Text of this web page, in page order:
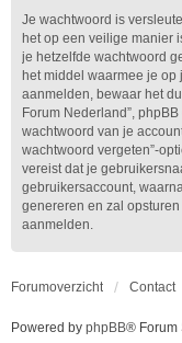
Je wachtwoord is
het op een veilige manier
je hetzelfde wachtwoord
het middel waarmee je op
aanmelden, bewaar het
Forum Nederland”,
wachtwoord van je
wachtwoord vergeten”-
vereist dat je
gebruikersaccount,
genereren en zal
aanmelden.
Forumoverzicht Contact
Powered by phpBB® Forum